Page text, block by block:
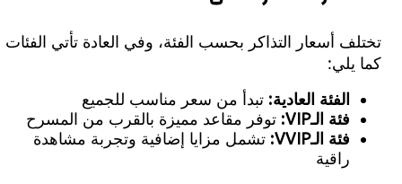
أسعار التذاكر بحسب الفئة، وفي العادة تأتي الفئات
الفئة العادية: تبدأ من سعر مناسب للجميع
فئة الـVIP:
توفر مقاعد مميزة بالقرب من المسرح
فئة الـVVIP:
تشمل مزايا إضافية وتجربة مشاهدة